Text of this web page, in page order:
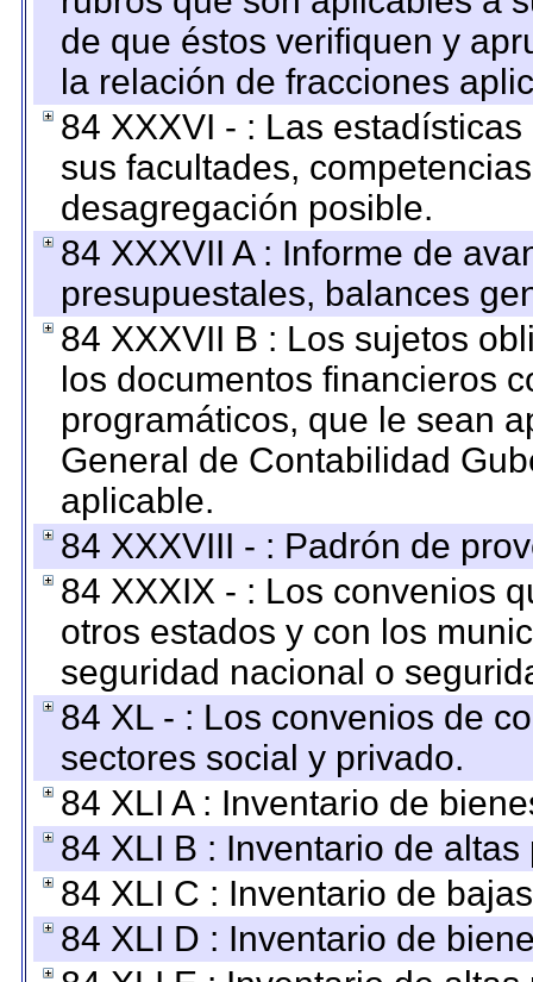
de que éstos verifiquen y
la relación de fracciones
84 XXXVI - : Las
sus facultades,
desagregación posible.
84 XXXVII A : Informe de
presupuestales, balances
84 XXXVII B : Los sujetos
los documentos financieros
programáticos, que le sean
General de Contabilidad
aplicable.
84 XXXVIII - : Padrón de
84 XXXIX - : Los convenios
otros estados y con los
seguridad nacional o
84 XL - : Los convenios de
sectores social y privado.
84 XLI A : Inventario de
84 XLI B : Inventario de
84 XLI C : Inventario de
84 XLI D : Inventario de